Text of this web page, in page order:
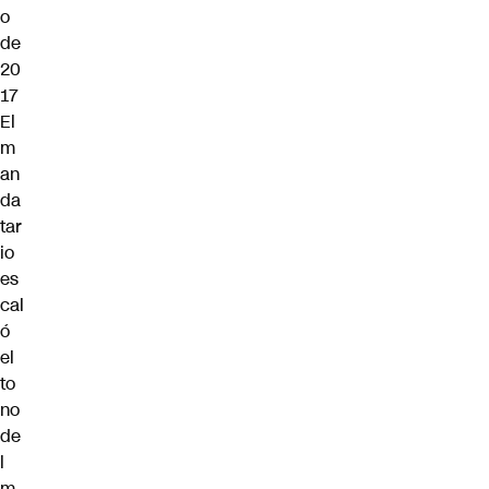
o
de
20
17
El
m
an
da
tar
io
es
cal
ó
el
to
no
de
l